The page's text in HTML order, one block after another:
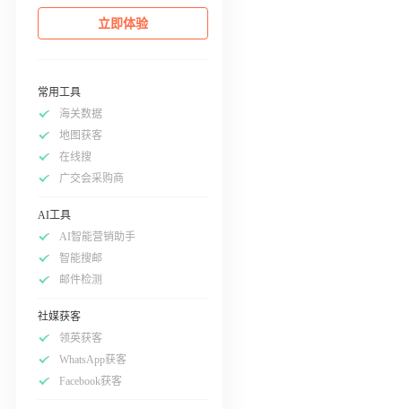
立即体验
常用工具
海关数据
地图获客
在线搜
广交会采购商
AI工具
AI智能营销助手
智能搜邮
邮件检测
社媒获客
领英获客
WhatsApp获客
Facebook获客